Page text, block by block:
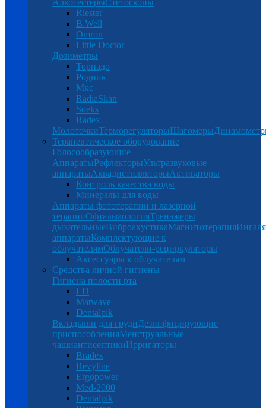
АлкотестерыСтетоскопы
Riester
B.Well
Omron
Little Doctor
Дозиметры
Торнадо
Родник
Мкс
RadiaSkan
Soeks
Radex
МолоточкиТерморегуляторыШагомеры
Терапевтическое оборудование
Голосообразующие
АппаратыРефлекторыУльтразвуковые
аппаратыАквадистилляторыАктиваторы
Контроль качества воды
Минералы для воды
Аппараты фототерапии и лазерной
терапииОфтальмологияТренажеры
дыхательныеВиброакустикаМагнитотерапия
аппаратыКомплектующие к
облучателямОблучатели-рециркуляторы
Аксессуары к облучателям
Средства личной гигиены
Гигиена полости рта
LD
Matwave
Dentalpik
Вкладыши для грудиДезинфицирующие
приспособленияМенструальные
чашиантисептикиИрригаторы
Bradex
Revyline
Ergopower
Med-2000
Dentalpik